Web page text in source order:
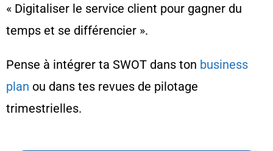
« Digitaliser le service client pour gagner du
temps et se différencier ».
Pense à intégrer ta SWOT dans ton business
plan ou dans tes revues de pilotage
trimestrielles.